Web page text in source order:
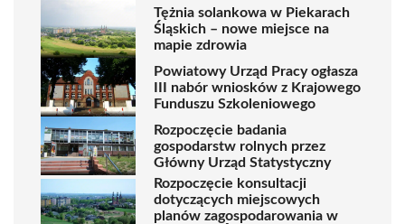
Tężnia solankowa w Piekarach
Śląskich – nowe miejsce na
mapie zdrowia
Powiatowy Urząd Pracy ogłasza
III nabór wniosków z Krajowego
Funduszu Szkoleniowego
Rozpoczęcie badania
gospodarstw rolnych przez
Główny Urząd Statystyczny
Rozpoczęcie konsultacji
dotyczących miejscowych
planów zagospodarowania w